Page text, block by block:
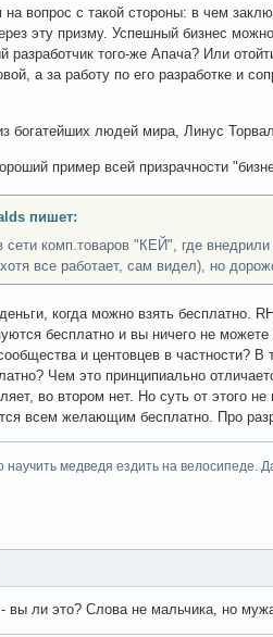
на вопрос с такой стороны: в чем
эту призму. Успешный бизнес
разработчик того-же Апача? Или
а за работу по его разработке и
богатейших людей мира, Линус
пример всей призрачности
пишет:
сети комп.товаров "КЕЙ", где
все работает, сам видел), но
когда можно взять бесплатно.
бесплатно и вы ничего не
и центовцев в частности?
Чем это принципиально
во втором нет. Но суть от этого
всем желающим бесплатно. Про
медведя ездить на велосипеде.
- вы ли это? Слова не мальчика, но